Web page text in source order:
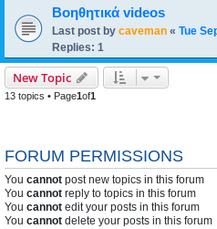
Βοηθητικά videos
Last post by caveman « Tue
Replies: 1
New Topic
13 topics • Page1of1
FORUM PERMISSIONS
You cannot post new topics in this forum
You cannot reply to topics in this forum
You cannot edit your posts in this forum
You cannot delete your posts in this forum